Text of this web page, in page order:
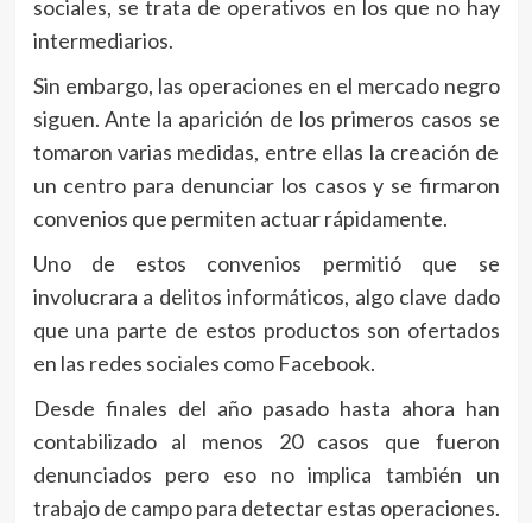
sociales, se trata de operativos en los que no hay
intermediarios.
Sin embargo, las operaciones en el mercado negro
siguen. Ante la aparición de los primeros casos se
tomaron varias medidas, entre ellas la creación de
un centro para denunciar los casos y se firmaron
convenios que permiten actuar rápidamente.
Uno de estos convenios permitió que se
involucrara a delitos informáticos, algo clave dado
que una parte de estos productos son ofertados
en las redes sociales como Facebook.
Desde finales del año pasado hasta ahora han
contabilizado al menos 20 casos que fueron
denunciados pero eso no implica también un
trabajo de campo para detectar estas operaciones.